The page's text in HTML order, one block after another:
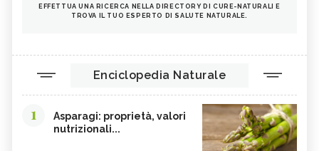
EFFETTUA UNA RICERCA NELLA DIRECTORY DI CURE-NATURALI E
TROVA IL TUO ESPERTO DI SALUTE NATURALE.
Enciclopedia Naturale
1
Asparagi: proprietà, valori
nutrizionali...